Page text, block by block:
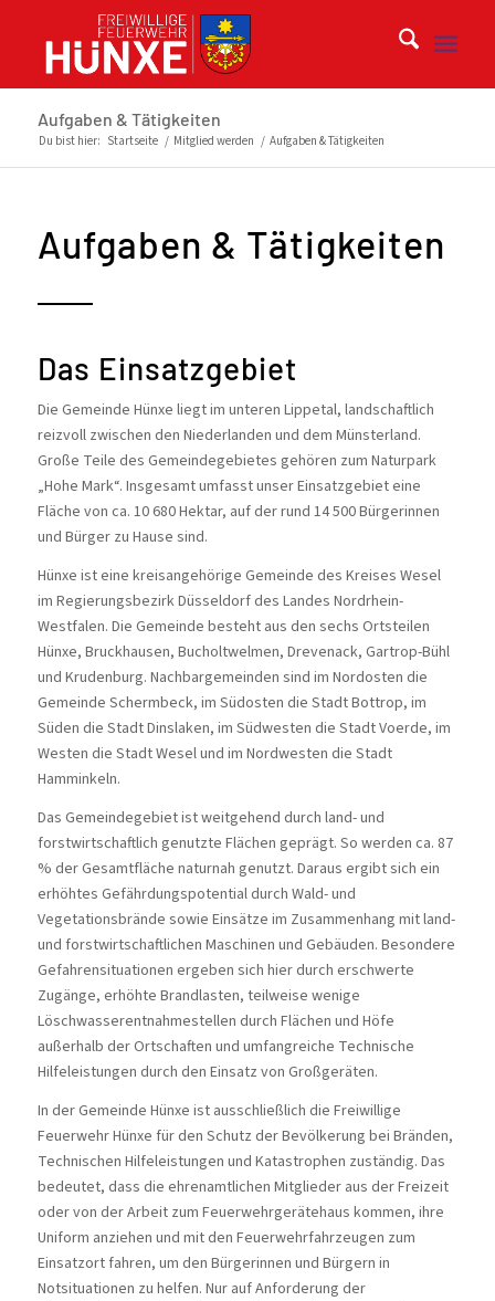
Aufgaben & Tätigkeiten
Du bist hier: Startseite / Mitglied werden / Aufgaben & Tätigkeiten
Aufgaben & Tätigkeiten
Das Einsatzgebiet
Die Gemeinde Hünxe liegt im unteren Lippetal, landschaftlich
reizvoll zwischen den Niederlanden und dem Münsterland.
Große Teile des Gemeindegebietes gehören zum Naturpark
„Hohe Mark“. Insgesamt umfasst unser Einsatzgebiet eine
Fläche von ca. 10 680 Hektar, auf der rund 14 500 Bürgerinnen
und Bürger zu Hause sind.
Hünxe ist eine kreisangehörige Gemeinde des Kreises Wesel
im Regierungsbezirk Düsseldorf des Landes Nordrhein-
Westfalen. Die Gemeinde besteht aus den sechs Ortsteilen
Hünxe, Bruckhausen, Bucholtwelmen, Drevenack, Gartrop-Bühl
und Krudenburg. Nachbargemeinden sind im Nordosten die
Gemeinde Schermbeck, im Südosten die Stadt Bottrop, im
Süden die Stadt Dinslaken, im Südwesten die Stadt Voerde, im
Westen die Stadt Wesel und im Nordwesten die Stadt
Hamminkeln.
Das Gemeindegebiet ist weitgehend durch land- und
forstwirtschaftlich genutzte Flächen geprägt. So werden ca. 87
% der Gesamtfläche naturnah genutzt. Daraus ergibt sich ein
erhöhtes Gefährdungspotential durch Wald- und
Vegetationsbrände sowie Einsätze im Zusammenhang mit land-
und forstwirtschaftlichen Maschinen und Gebäuden. Besondere
Gefahrensituationen ergeben sich hier durch erschwerte
Zugänge, erhöhte Brandlasten, teilweise wenige
Löschwasserentnahmestellen durch Flächen und Höfe
außerhalb der Ortschaften und umfangreiche Technische
Hilfeleistungen durch den Einsatz von Großgeräten.
In der Gemeinde Hünxe ist ausschließlich die Freiwillige
Feuerwehr Hünxe für den Schutz der Bevölkerung bei Bränden,
Technischen Hilfeleistungen und Katastrophen zuständig. Das
bedeutet, dass die ehrenamtlichen Mitglieder aus der Freizeit
oder von der Arbeit zum Feuerwehrgerätehaus kommen, ihre
Uniform anziehen und mit den Feuerwehrfahrzeugen zum
Einsatzort fahren, um den Bürgerinnen und Bürgern in
Notsituationen zu helfen. Nur auf Anforderung der